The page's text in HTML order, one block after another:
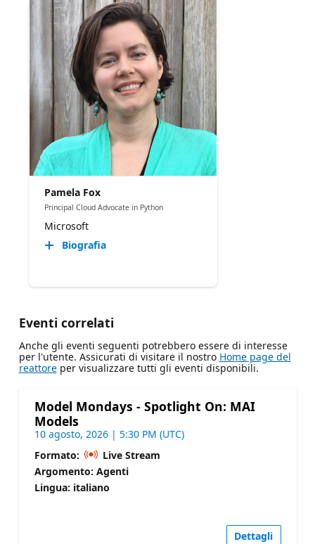
Pamela Fox
Principal Cloud Advocate in Python
Microsoft
Biografia
Eventi correlati
Anche gli eventi seguenti potrebbero essere di interesse
per l'utente. Assicurati di visitare il nostro Home page del
reattoreper visualizzare tutti gli eventi disponibili.
Model Mondays - Spotlight On: MAI
Models
10 agosto, 2026 | 5:30 PM (UTC)
Formato:
Live Stream
Argomento: Agenti
Lingua: italiano
Dettagli